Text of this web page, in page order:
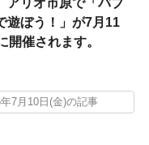
遊ぼう！」が7月11
開催されます。
7月10日(金)の記事